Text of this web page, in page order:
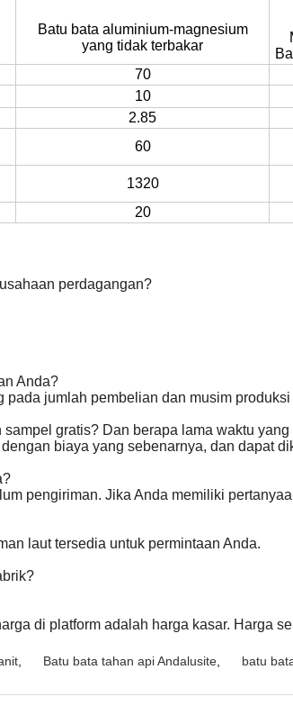
Batu bata aluminium-magnesium
yang tidak terbakar
70
10
2.85
60
1320
20
perdagangan?
Anda?
pada jumlah pembelian dan musim produksi
gratis? Dan berapa lama waktu
biaya yang sebenarnya, dan dapat
pengiriman. Jika Anda memiliki
laut tersedia untuk permintaan Anda.
di platform adalah harga kasar. Harga
Batu bata tahan api Andalusite batu